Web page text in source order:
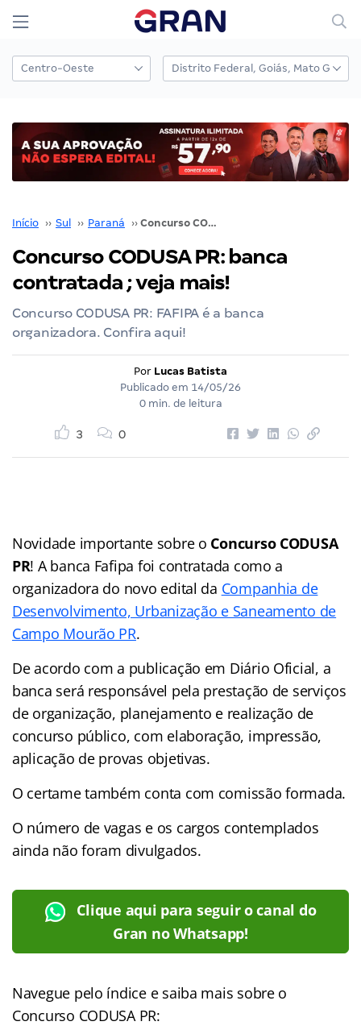
Início ›› Sul ›› Paraná ›› Concurso CODUSA PR: banca contratada ; veja mais!
Concurso CODUSA PR: banca
contratada ; veja mais!
Concurso CODUSA PR: FAFIPA é a banca
organizadora. Confira aqui!
Por Lucas Batista
Publicado em 14/05/26
0 min. de leitura
3 0
Novidade importante sobre o Concurso CODUSA
PR! A banca Fafipa foi contratada como a
organizadora do novo edital da Companhia de
Desenvolvimento, Urbanização e Saneamento de
Campo Mourão PR.
De acordo com a publicação em Diário Oficial, a
banca será responsável pela prestação de serviços
de organização, planejamento e realização de
concurso público, com elaboração, impressão,
aplicação de provas objetivas.
O certame também conta com comissão formada.
O número de vagas e os cargos contemplados
ainda não foram divulgados.
Clique aqui para seguir o canal do
Gran no Whatsapp!
Navegue pelo índice e saiba mais sobre o
Concurso CODUSA PR: